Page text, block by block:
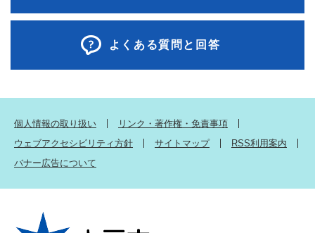
よくある質問と回答
個人情報の取り扱い
リンク・著作権・免責事項
ウェブアクセシビリティ方針
サイトマップ
RSS利用案内
バナー広告について